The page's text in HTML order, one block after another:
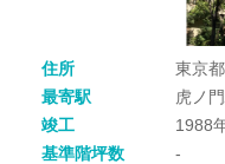
住所
東京
最寄駅
虎ノ
竣工
1988
基準階坪数
-